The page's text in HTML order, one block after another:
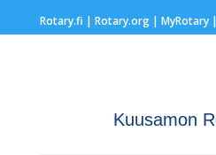
Rotary.fi | Rotary.org| MyRotary |
Kuusamon